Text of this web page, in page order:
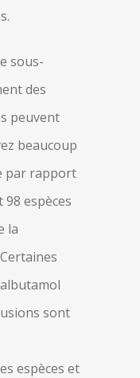
sous-
des
peuvent
beaucoup
par rapport
espèces
la
sont
espèces et